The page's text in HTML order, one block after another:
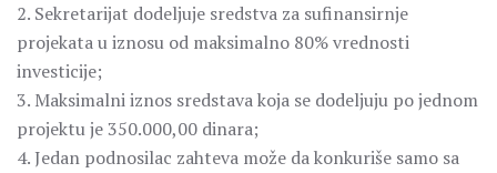
2. Sekretarijat dodeljuje sredstva za sufinansirnje
projekata u iznosu od maksimalno 80% vrednosti
investicije;
3. Maksimalni iznos sredstava koja se dodeljuju po jednom
projektu je 350.000,00 dinara;
4. Jedan podnosilac zahteva može da konkuriše samo sa